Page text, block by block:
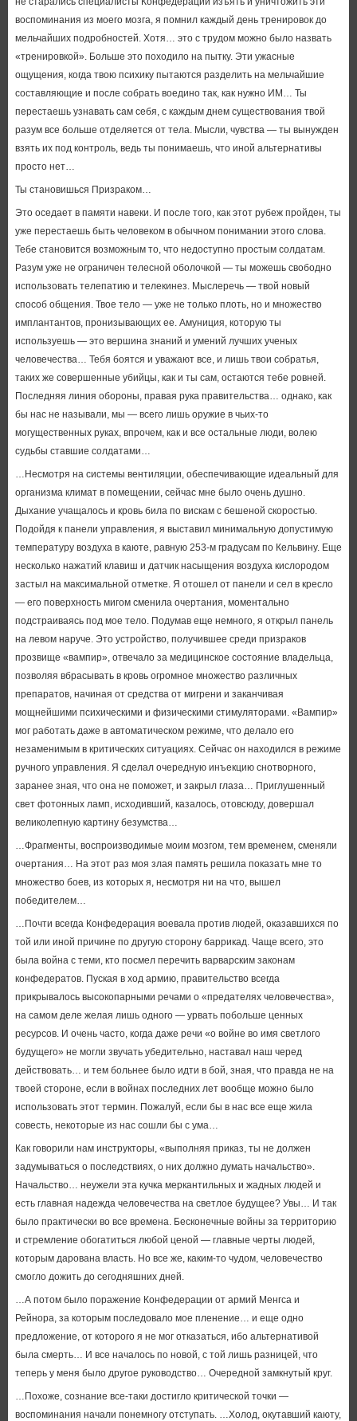
воспоминания из моего мозга, я помнил каждый день тренировок до
мельчайших подробностей. Хотя… это с трудом можно было назвать
«тренировкой». Больше это походило на пытку. Эти ужасные
ощущения, когда твою психику пытаются разделить на мельчайшие
составляющие и после собрать воедино так, как нужно ИМ… Ты
перестаешь узнавать сам себя, с каждым днем существования твой
разум все больше отделяется от тела. Мысли, чувства — ты вынужден
взять их под контроль, ведь ты понимаешь, что иной альтернативы
просто нет…
Ты становишься Призраком…
Это оседает в памяти навеки. И после того, как этот рубеж пройден, ты
уже перестаешь быть человеком в обычном понимании этого слова.
Тебе становится возможным то, что недоступно простым солдатам.
Разум уже не ограничен телесной оболочкой — ты можешь свободно
использовать телепатию и телекинез. Мыслеречь — твой новый
способ общения. Твое тело — уже не только плоть, но и множество
имплантантов, пронизывающих ее. Амуниция, которую ты
используешь — это вершина знаний и умений лучших ученых
человечества… Тебя боятся и уважают все, и лишь твои собратья,
таких же совершенные убийцы, как и ты сам, остаются тебе ровней.
Последняя линия обороны, правая рука правительства… однако, как
бы нас не называли, мы — всего лишь оружие в чьих-то
могущественных руках, впрочем, как и все остальные люди, волею
судьбы ставшие солдатами…
…Несмотря на системы вентиляции, обеспечивающие идеальный для
организма климат в помещении, сейчас мне было очень душно.
Дыхание учащалось и кровь била по вискам с бешеной скоростью.
Подойдя к панели управления, я выставил минимальную допустимую
температуру воздуха в каюте, равную 253-м градусам по Кельвину. Еще
несколько нажатий клавиш и датчик насыщения воздуха кислородом
застыл на максимальной отметке. Я отошел от панели и сел в кресло
— его поверхность мигом сменила очертания, моментально
подстраиваясь под мое тело. Подумав еще немного, я открыл панель
на левом наруче. Это устройство, получившее среди призраков
прозвище «вампир», отвечало за медицинское состояние владельца,
позволяя вбрасывать в кровь огромное множество различных
препаратов, начиная от средства от мигрени и заканчивая
мощнейшими психическими и физическими стимуляторами. «Вампир»
мог работать даже в автоматическом режиме, что делало его
незаменимым в критических ситуациях. Сейчас он находился в режиме
ручного управления. Я сделал очередную инъекцию снотворного,
заранее зная, что она не поможет, и закрыл глаза… Приглушенный
свет фотонных ламп, исходивший, казалось, отовсюду, довершал
великолепную картину безумства…
…Фрагменты, воспроизводимые моим мозгом, тем временем, сменяли
очертания… На этот раз моя злая память решила показать мне то
множество боев, из которых я, несмотря ни на что, вышел
победителем…
…Почти всегда Конфедерация воевала против людей, оказавшихся по
той или иной причине по другую сторону баррикад. Чаще всего, это
была война с теми, кто посмел перечить варварским законам
конфедератов. Пуская в ход армию, правительство всегда
прикрывалось высокопарными речами о «предателях человечества»,
на самом деле желая лишь одного — урвать побольше ценных
ресурсов. И очень часто, когда даже речи «о войне во имя светлого
будущего» не могли звучать убедительно, наставал наш черед
действовать… и тем больнее было идти в бой, зная, что правда не на
твоей стороне, если в войнах последних лет вообще можно было
использовать этот термин. Пожалуй, если бы в нас все еще жила
совесть, некоторые из нас сошли бы с ума…
Как говорили нам инструкторы, «выполняя приказ, ты не должен
задумываться о последствиях, о них должно думать начальство».
Начальство… неужели эта кучка меркантильных и жадных людей и
есть главная надежда человечества на светлое будущее? Увы… И так
было практически во все времена. Бесконечные войны за территорию
и стремление обогатиться любой ценой — главные черты людей,
которым дарована власть. Но все же, каким-то чудом, человечество
смогло дожить до сегодняшних дней.
…А потом было поражение Конфедерации от армий Менгса и
Рейнора, за которым последовало мое пленение… и еще одно
предложение, от которого я не мог отказаться, ибо альтернативой
была смерть… И все началось по новой, с той лишь разницей, что
теперь у меня было другое руководство… Очередной замкнутый круг.
…Похоже, сознание все-таки достигло критической точки —
воспоминания начали понемногу отступать. …Холод, окутавший каюту,